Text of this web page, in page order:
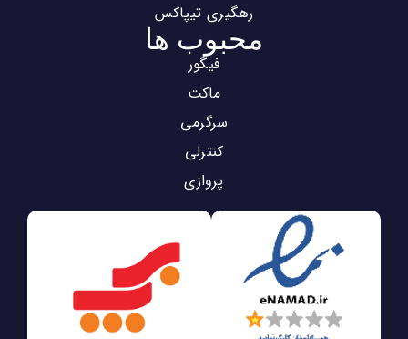
رهگیری تیپاکس
محبوب ها
فیگور
ماکت
سرگرمی
کنترلی
پروازی